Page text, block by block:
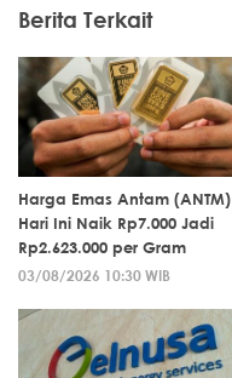
Berita Terkait
Harga Emas Antam (ANTM)
Hari Ini Naik Rp7.000 Jadi
Rp2.623.000 per Gram
03/08/2026 10:30 WIB